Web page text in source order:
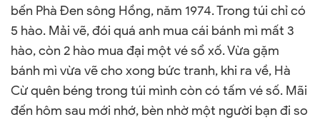
bến Phà Đen sông Hồng, năm 1974. Trong túi chỉ có
5 hào. Mải vẽ, đói quá anh mua cái bánh mì mất 3
hào, còn 2 hào mua đại một vé sổ xố. Vừa gặm
bánh mì vừa vẽ cho xong bức tranh, khi ra về, Hà
Cừ quên béng trong túi mình còn có tấm vé số. Mãi
đến hôm sau mới nhớ, bèn nhờ một người bạn đi so